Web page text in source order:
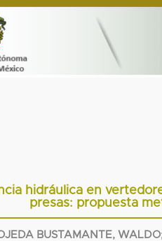
hidráulica en
presas: propuesta
BUSTAMANTE, WALDO;